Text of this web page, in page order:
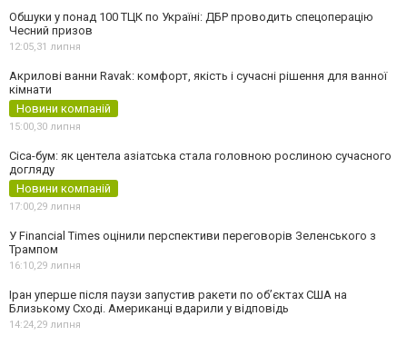
Обшуки у понад 100 ТЦК по Україні: ДБР проводить спецоперацію
Чесний призов
12:05,31 липня
Акрилові ванни Ravak: комфорт, якість і сучасні рішення для ванної
кімнати
Новини компаній
15:00,30 липня
Cica-бум: як центела азіатська стала головною рослиною сучасного
догляду
Новини компаній
17:00,29 липня
У Financial Times оцінили перспективи переговорів Зеленського з
Трампом
16:10,29 липня
Іран уперше після паузи запустив ракети по обʼєктах США на
Близькому Сході. Американці вдарили у відповідь
14:24,29 липня